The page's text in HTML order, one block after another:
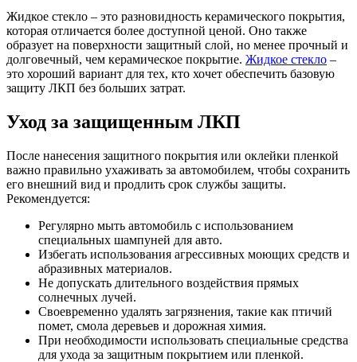
Жидкое стекло – это разновидность керамического покрытия,
которая отличается более доступной ценой. Оно также
образует на поверхности защитный слой, но менее прочный и
долговечный, чем керамическое покрытие. Жидкое стекло –
это хороший вариант для тех, кто хочет обеспечить базовую
защиту ЛКП без больших затрат.
Уход за защищенным ЛКП
После нанесения защитного покрытия или оклейки пленкой
важно правильно ухаживать за автомобилем, чтобы сохранить
его внешний вид и продлить срок службы защиты.
Рекомендуется:
Регулярно мыть автомобиль с использованием
специальных шампуней для авто.
Избегать использования агрессивных моющих средств и
абразивных материалов.
Не допускать длительного воздействия прямых
солнечных лучей.
Своевременно удалять загрязнения, такие как птичий
помет, смола деревьев и дорожная химия.
При необходимости использовать специальные средства
для ухода за защитным покрытием или пленкой.